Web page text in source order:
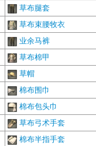
草布腿套
草布束腰牧衣
业余马裤
草布棉甲
草帽
棉布围巾
棉布包头巾
草布弓术手套
棉布半指手套